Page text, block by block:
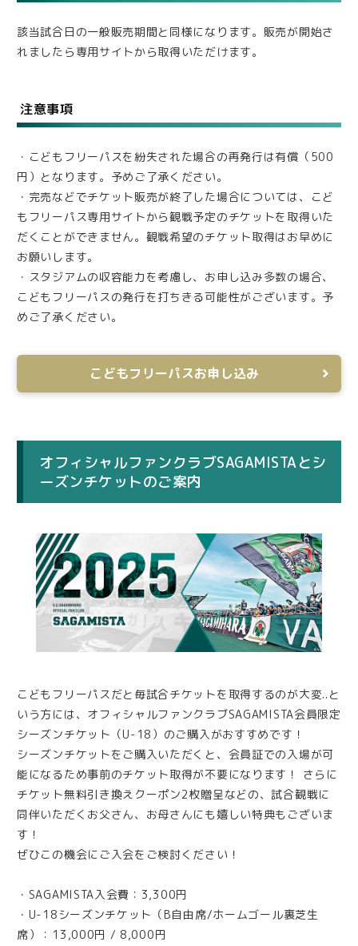
該当試合日の一般販売期間と同様になります。販売が開始さ
れましたら専用サイトから取得いただけます。
注意事項
・こどもフリーパスを紛失された場合の再発行は有償（500
円）となります。予めご了承ください。
・完売などでチケット販売が終了した場合については、こど
もフリーパス専用サイトから観戦予定のチケットを取得いた
だくことができません。観戦希望のチケット取得はお早めに
お願いします。
・スタジアムの収容能力を考慮し、お申し込み多数の場合、
こどもフリーパスの発行を打ちきる可能性がございます。予
めご了承ください。
こどもフリーパスお申し込み
オフィシャルファンクラブSAGAMISTAとシ
ーズンチケットのご案内
こどもフリーパスだと毎試合チケットを取得するのが大変..と
いう方には、オフィシャルファンクラブSAGAMISTA会員限定
シーズンチケット（U-18）のご購入がおすすめです！
シーズンチケットをご購入いただくと、会員証での入場が可
能になるため事前のチケット取得が不要になります！ さらに
チケット無料引き換えクーポン2枚贈呈などの、試合観戦に
同伴いただくお父さん、お母さんにも嬉しい特典もございま
す！
ぜひこの機会にご入会をご検討ください！
・SAGAMISTA入会費：3,300円
・U-18シーズンチケット（B自由席/ホームゴール裏芝生
席）：13,000円 / 8,000円